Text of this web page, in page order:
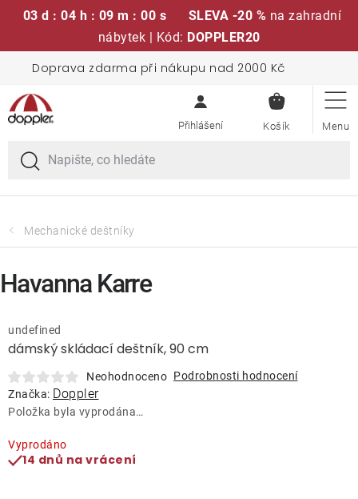
03 d : 04 h : 09 m : 00 s SLEVA -20 % na zahradní
nábytek | Kód: DOPPLER20
obsah
Doprava zdarma při nákupu nad 2000 Kč
KOŠÍK
Sedací soupravy
Slunečníky
Křesla a židle
Doplňky
Deštníky
Mechanické deštníky
dámský skládací deštník, 90 cm
undefined
Neohodnoceno Podrobnosti hodnocení
Značka: Doppler
Položka byla vyprodána…
Vyprodáno
14 dnů na vrácení
Havanna Karre